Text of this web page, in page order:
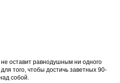
не оставит равнодушным ни одного
того, чтобы достичь заветных 90-
собой.